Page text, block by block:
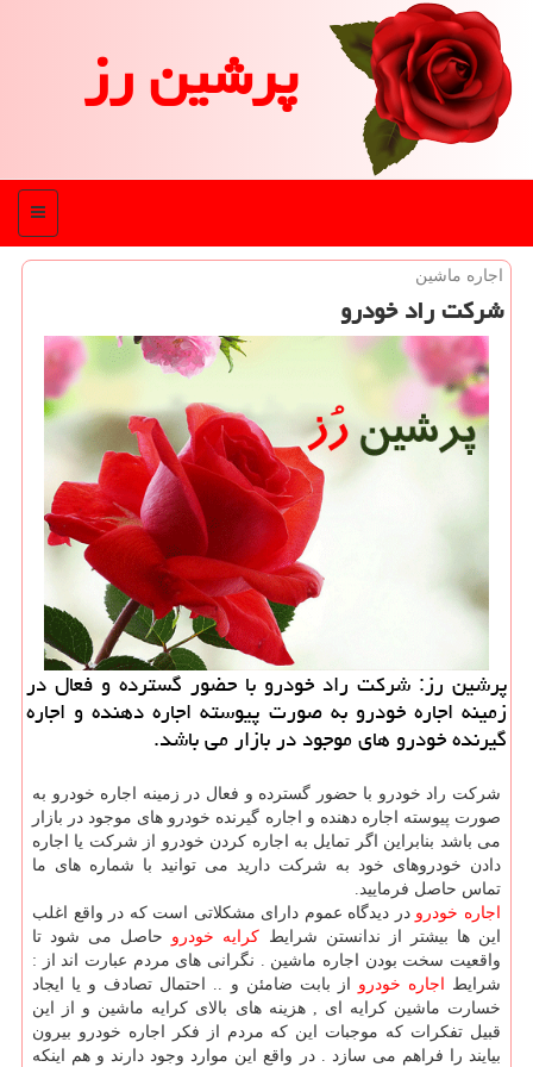
پرشین رز
منو
اجاره ماشین
شركت راد خودرو
پرشین رز: شركت راد خودرو با حضور گسترده و فعال در
زمینه اجاره خودرو به صورت پیوسته اجاره دهنده و اجاره
گیرنده خودرو های موجود در بازار می باشد.
شرکت راد خودرو با حضور گسترده و فعال در زمینه اجاره خودرو به
صورت پیوسته اجاره دهنده و اجاره گیرنده خودرو های موجود در بازار
می باشد بنابراین اگر تمایل به اجاره کردن خودرو از شرکت یا اجاره
دادن خودروهای خود به شرکت دارید می توانید با شماره های ما
تماس حاصل فرمایید.
اجاره خودرو در دیدگاه عموم دارای مشکلاتی است که در واقع اغلب
این ها بیشتر از ندانستن شرایط کرایه خودرو حاصل می شود تا
واقعیت سخت بودن اجاره ماشین . نگرانی های مردم عبارت اند از :
شرایط اجاره خودرو از بابت ضامئن و .. احتمال تصادف و یا ایجاد
خسارت ماشین کرایه ای , هزینه های بالای کرایه ماشین و از این
قبیل تفکرات که موجبات این که مردم از فکر اجاره خودرو بیرون
بیایند را فراهم می سازد . در واقع این موارد وجود دارند و هم اینکه